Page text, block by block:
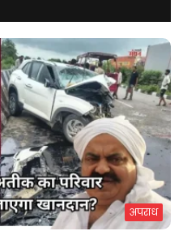
अपराध